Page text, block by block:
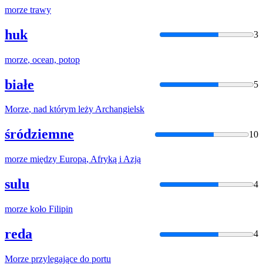
morze trawy
huk 3
morze, ocean, potop
białe 5
Morze, nad którym leży Archangielsk
śródziemne 10
morze między Europą, Afryką i Azją
sulu 4
morze koło Filipin
reda 4
Morze przylegające do portu